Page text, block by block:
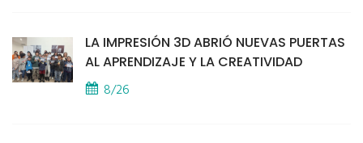
LA IMPRESIÓN 3D ABRIÓ NUEVAS PUERTAS
AL APRENDIZAJE Y LA CREATIVIDAD
8/26